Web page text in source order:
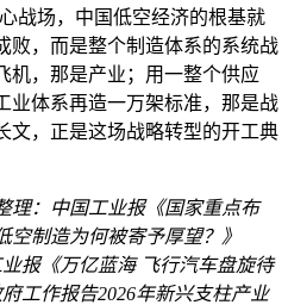
战场，中国低空经济的根基就
败，而是整个制造体系的系统战
机，那是产业；用一整个供应
业体系再造一万架标准，那是战
文，正是这场战略转型的开工典
理：中国工业报《国家重点布
制造为何被寄予厚望？》
业报《万亿蓝海 飞行汽车盘旋待
工作报告2026年新兴支柱产业